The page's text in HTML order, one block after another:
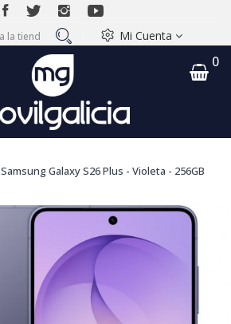
Mi Cuenta
0
Samsung Galaxy S26 Plus - Violeta - 256GB